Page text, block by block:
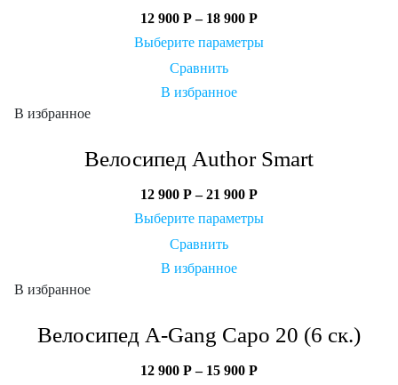
12 900 Р– 18 900 Р
Выберите параметры
Сравнить
В избранное
В избранное
Велосипед Author Smart
12 900 Р–21 900 Р
Выберите параметры
Сравнить
В избранное
В избранное
Велосипед A-Gang Capo 20 (6 ск.)
12 900 Р– 15 900 Р